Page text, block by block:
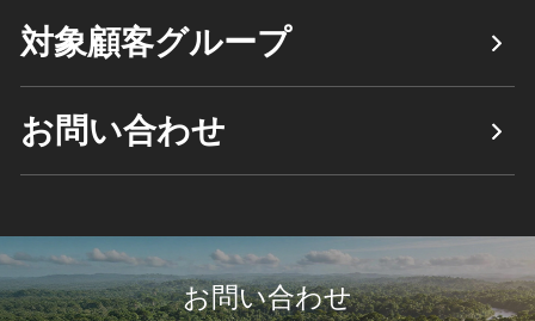
対象顧客グループ
お問い合わせ
お問い合わせ